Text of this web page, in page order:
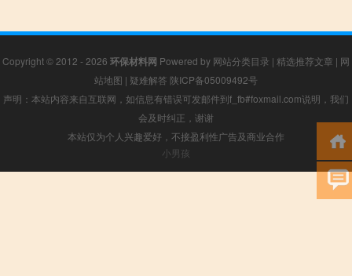
Copyright © 2012 - 2026 环保材料网 Powered by 网站分类目录 | 精选推荐文章 | 网
站地图 | 疑难解答 陕ICP备05009492号
声明：本站内容来自互联网，如信息有错误可发邮件到f_fb#foxmail.com说明，我们
会及时纠正，谢谢
本站仅为个人兴趣爱好，不接盈利性广告及商业合作
小男孩